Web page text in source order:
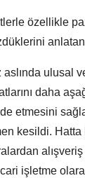
özellikle
ulusal
daha
etmesini
kesildi.
işletme